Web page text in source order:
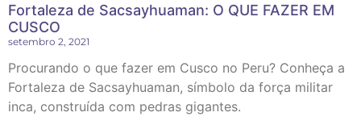
Fortaleza de Sacsayhuaman: O QUE FAZER EM
CUSCO
setembro 2, 2021
Procurando o que fazer em Cusco no Peru? Conheça a
Fortaleza de Sacsayhuaman, símbolo da força militar
inca, construída com pedras gigantes.